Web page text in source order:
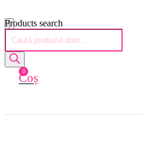
Products search
0
Coș